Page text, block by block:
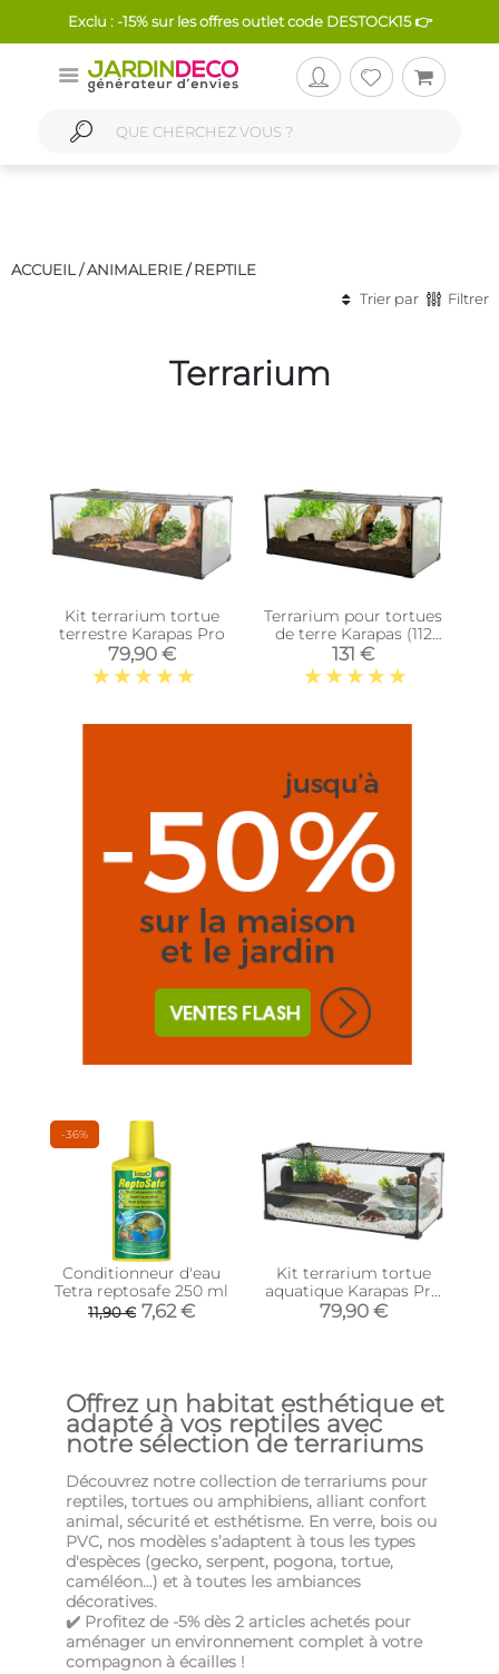
Exclu : -15% sur les offres outlet code DESTOCK15 👉
ACCUEIL /ANIMALERIE/REPTILE
Trier par
Filtrer
Terrarium
Kit terrarium tortue
terrestre Karapas Pro
79,90 €
Terrarium pour tortues
de terre Karapas (112
litres)
131 €
-36%
Conditionneur d'eau
Tetra reptosafe 250 ml
11,90 € 7,62 €
Kit terrarium tortue
aquatique Karapas Pro
(Noir)
79,90 €
Offrez un habitat esthétique et
adapté à vos reptiles avec
notre sélection de terrariums
Découvrez notre collection de terrariums pour
reptiles, tortues ou amphibiens, alliant confort
animal, sécurité et esthétisme. En verre, bois ou
PVC, nos modèles s’adaptent à tous les types
d'espèces (gecko, serpent, pogona, tortue,
caméléon…) et à toutes les ambiances
décoratives.
✔️ Profitez de -5% dès 2 articles achetés pour
aménager un environnement complet à votre
compagnon à écailles !